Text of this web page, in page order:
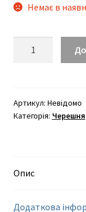
Немає в
Артикул: Невідомо
Категорія: Черешня
Опис
Додаткова